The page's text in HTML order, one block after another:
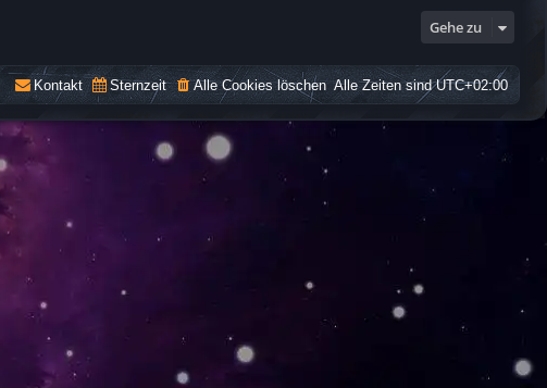
Gehe zu
Alle Zeiten sindUTC+02:00
Alle Cookies löschen
Sternzeit
Kontakt